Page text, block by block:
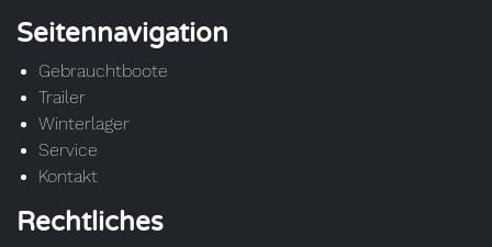
Seitennavigation
Gebrauchtboote
Trailer
Winterlager
Service
Kontakt
Rechtliches